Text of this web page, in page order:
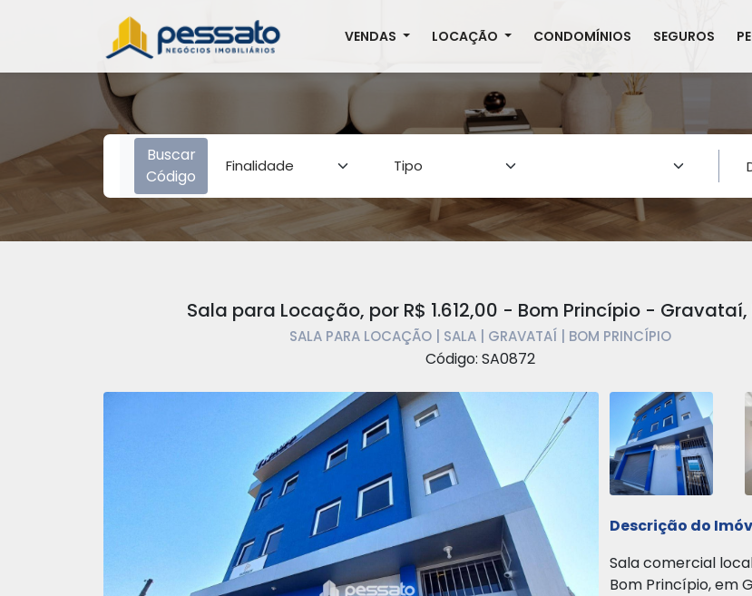
VENDAS LOCAÇÃO CONDOMÍNIOS SEGUROS
Buscar
Código
Sala para Locação, por R$ 1.612,00 - Bom Princípio - Gravataí,
SALA PARA LOCAÇÃO | SALA | GRAVATAÍ | BOM PRINCÍPIO
Código: SA0872
Descrição do
Sala comercial
Bom Princípio, em